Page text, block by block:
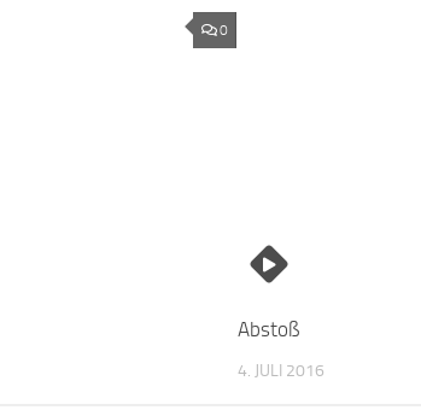
0
Abstoß
4. JULI 2016